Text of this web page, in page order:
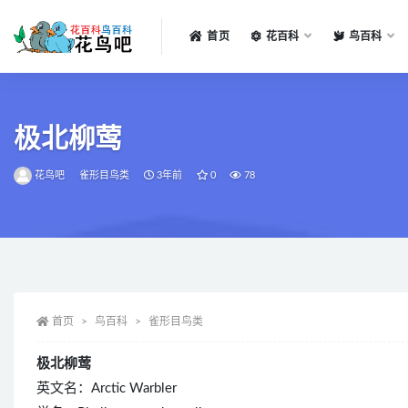
首页 花百科 鸟百科
极北柳莺
花鸟吧 雀形目鸟类 3年前 0 78
首页 鸟百科 雀形目鸟类
极北柳莺
英文名：Arctic Warbler